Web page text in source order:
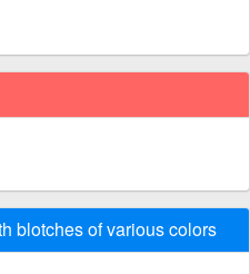
blotches of various colors